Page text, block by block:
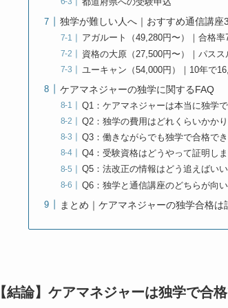
都道府県への受験申込
独学が難しい人へ｜おすすめ通信講座
アガルート（49,280円〜）｜合格率
資格の大原（27,500円〜）｜パス
ユーキャン（54,000円）｜10年で
ケアマネジャーの独学に関するFAQ
Q1：ケアマネジャーは本当に独学
Q2：独学の費用はどれくらいかか
Q3：働きながらでも独学で合格で
Q4：受験資格はどうやって証明し
Q5：法改正の情報はどう追えばい
Q6：独学と通信講座のどちらが向
まとめ｜ケアマネジャーの独学合格は
【結論】ケアマネジャーは独学で合